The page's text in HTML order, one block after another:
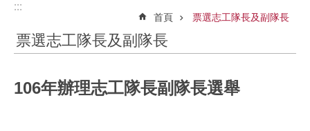
:::
:::
首頁 票選志工隊長及副隊長
票選志工隊長及副隊長
106年辦理志工隊長副隊長選舉